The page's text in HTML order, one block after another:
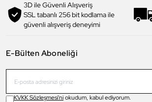
3D ile Güvenli Alışveriş
SSL tabanlı 256 bit kodlama ile
güvenli alışveriş deneyimi
E-Bülten Aboneliği
KVKK Sözleşmesi'niokudum, kabul ediyorum.